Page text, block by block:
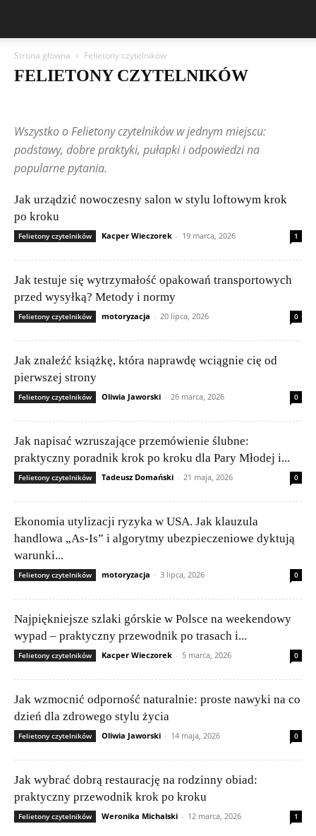
Strona główna Felietony czytelników
FELIETONY CZYTELNIKÓW
Ford
Geely Honda Hyundai Jeep Kia
Lamborghini
Lexus
Maserati Mazda Mercedes-Benz Mitsubishi
Renault Rolls-Royce
Suzuki
Tesla Toyota
Wszystko o Felietony czytelników w jednym miejscu:
podstawy, dobre praktyki, pułapki i odpowiedzi na
popularne pytania.
Jak urządzić nowoczesny salon w stylu loftowym krok
po kroku
Felietony czytelników Kacper Wieczorek - 19 marca, 2026 1
Jak testuje się wytrzymałość opakowań transportowych
przed wysyłką? Metody i normy
Felietony czytelników motoryzacja - 20 lipca, 2026 0
Jak znaleźć książkę, która naprawdę wciągnie cię od
pierwszej strony
Felietony czytelników Oliwia Jaworski - 26 marca, 2026 0
Jak napisać wzruszające przemówienie ślubne:
praktyczny poradnik krok po kroku dla Pary Młodej i...
Felietony czytelników Tadeusz Domański - 21 maja, 2026 0
Ekonomia utylizacji ryzyka w USA. Jak klauzula
handlowa „As-Is” i algorytmy ubezpieczeniowe dyktują
warunki...
Felietony czytelników motoryzacja - 3 lipca, 2026 0
Najpiękniejsze szlaki górskie w Polsce na weekendowy
wypad – praktyczny przewodnik po trasach i...
Felietony czytelników Kacper Wieczorek - 5 marca, 2026 0
Jak wzmocnić odporność naturalnie: proste nawyki na co
dzień dla zdrowego stylu życia
Felietony czytelników Oliwia Jaworski - 14 maja, 2026 0
Jak wybrać dobrą restaurację na rodzinny obiad:
praktyczny przewodnik krok po kroku
Felietony czytelników Weronika Michalski - 12 marca, 2026 1